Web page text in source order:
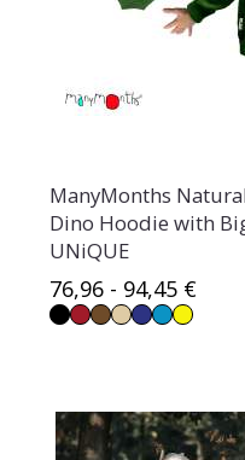
ManyMonths
Dino Hoodie with
UNiQUE
76,96 - 94,45 €